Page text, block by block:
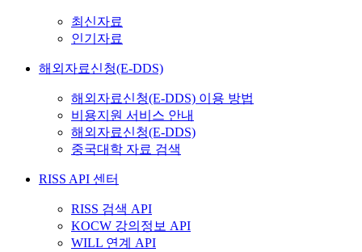
최신자료
인기자료
해외자료신청(E-DDS)
해외자료신청(E-DDS) 이용 방법
비용지원 서비스 안내
해외자료신청(E-DDS)
중국대학 자료 검색
RISS API 센터
RISS 검색 API
KOCW 강의정보 API
WILL 연계 API